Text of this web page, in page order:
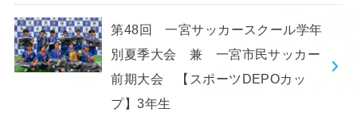
第48回 一宮サッカースクール学年
別夏季大会 兼 一宮市民サッカー
前期大会 【スポーツDEPOカッ
プ】3年生